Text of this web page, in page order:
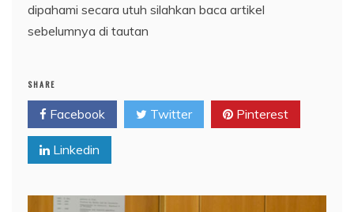
dipahami secara utuh silahkan baca artikel
sebelumnya di tautan
SHARE
Facebook Twitter Pinterest
Linkedin